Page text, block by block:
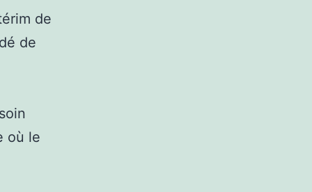
de
de
où le